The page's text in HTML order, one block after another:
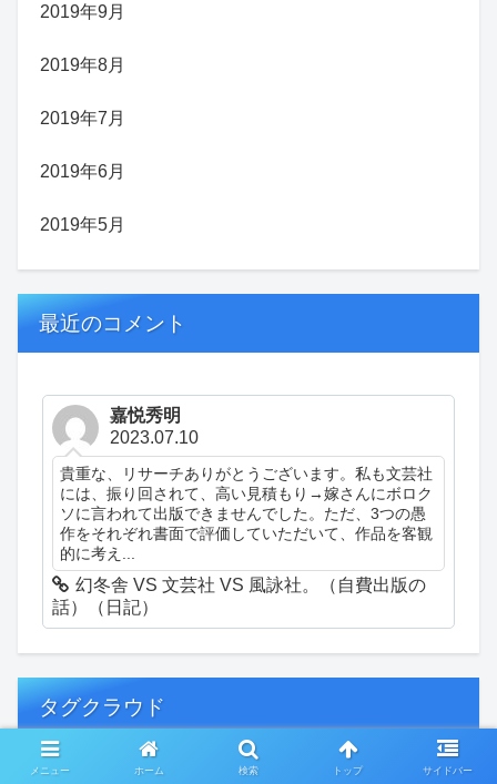
2019年9月
2019年8月
2019年7月
2019年6月
2019年5月
最近のコメント
嘉悦秀明
2023.07.10
貴重な、リサーチありがとうございます。私も文芸社
には、振り回されて、高い見積もり→嫁さんにボロク
ソに言われて出版できませんでした。ただ、3つの愚
作をそれぞれ書面で評価していただいて、作品を客観
的に考え...
幻冬舎 VS 文芸社 VS 風詠社。（自費出版の
話）（日記）
タグクラウド
メニュー ホーム 検索 トップ サイドバー